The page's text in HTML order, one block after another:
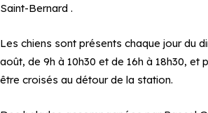
Saint-Bernard .
Les chiens sont présents chaque jour du
août, de 9h à 10h30 et de 16h à 18h30, et
être croisés au détour de la station.